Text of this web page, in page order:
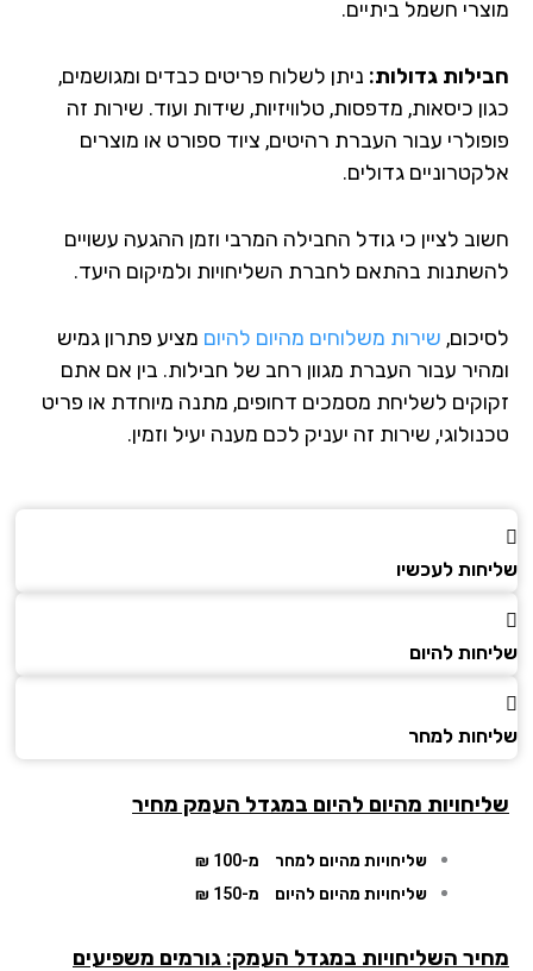
חשמל ביתיים.
גדולות:ניתן לשלוח פריטים כבדים ומגושמים,
כיסאות, מדפסות, טלוויזיות, שידות ועוד. שירות זה
עבור העברת רהיטים, ציוד ספורט או מוצרים
גדולים.
לציין כי גודל החבילה המרבי וזמן ההגעה עשויים
בהתאם לחברת השליחויות ולמיקום היעד.
שירות משלוחים מהיום להיוםמציע פתרון גמיש
עבור העברת מגוון רחב של חבילות. בין אם אתם
לשליחת מסמכים דחופים, מתנה מיוחדת או פריט
שירות זה יעניק לכם מענה יעיל וזמין.
לעכשיו
להיום
למחר
מהיום להיום במגדל העמק מחיר
שליחויות מהיום למחר
מ-100 ₪
שליחויות מהיום להיום
מ-150 ₪
השליחויות במגדל העמק: גורמים משפיעים